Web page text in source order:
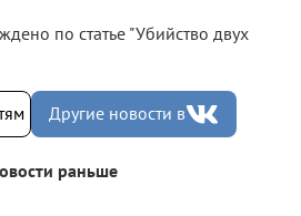
по статье "Убийство двух
Другие новости в
раньше